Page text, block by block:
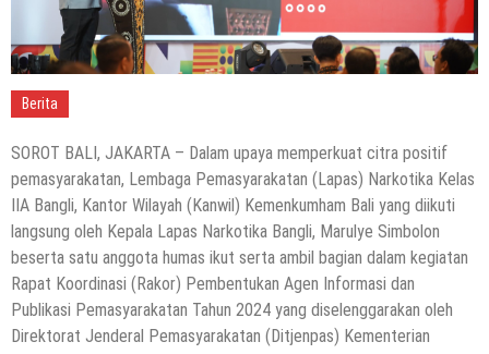
Berita
SOROT BALI, JAKARTA – Dalam upaya memperkuat citra positif
pemasyarakatan, Lembaga Pemasyarakatan (Lapas) Narkotika Kelas
IIA Bangli, Kantor Wilayah (Kanwil) Kemenkumham Bali yang diikuti
langsung oleh Kepala Lapas Narkotika Bangli, Marulye Simbolon
beserta satu anggota humas ikut serta ambil bagian dalam kegiatan
Rapat Koordinasi (Rakor) Pembentukan Agen Informasi dan
Publikasi Pemasyarakatan Tahun 2024 yang diselenggarakan oleh
Direktorat Jenderal Pemasyarakatan (Ditjenpas) Kementerian